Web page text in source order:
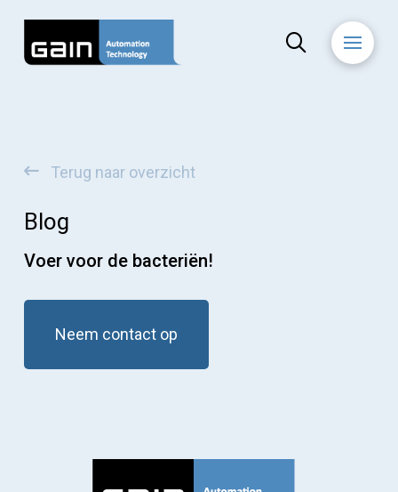
Terug naar overzicht
Blog
Voer voor de bacteriën!
Neem contact op